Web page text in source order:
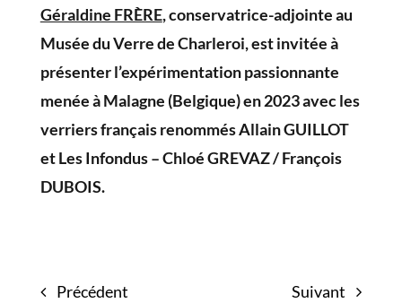
Géraldine FRÈRE, conservatrice-adjointe au
Musée du Verre de Charleroi, est invitée à
présenter l’expérimentation passionnante
menée à Malagne (Belgique) en 2023 avec les
verriers français renommés Allain GUILLOT
et Les Infondus – Chloé GREVAZ / François
DUBOIS.
Précédent Suivant